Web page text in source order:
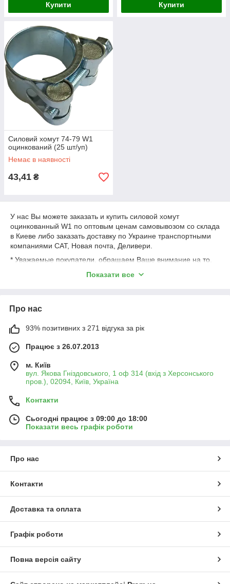
Купити Купити
Силовий хомут 74-79 W1
оцинкований (25 шт/уп)
Немає в наявності
43,41 ₴
У нас Вы можете заказать и купить силовой хомут
оцинкованный W1 по оптовым ценам самовывозом со склада
в Киеве либо заказать доставку по Украине транспортными
компаниями САТ, Новая почта, Деливери.
* Уважаемые покупатели, обращаем Ваше внимание на то,
размера, вопросы по возможной продаже не комплектации
Показати все
Про нас
93% позитивних з 271 відгука за рік
Працює з 26.07.2013
м. Київ
вул. Якова Гніздовського, 1 оф 314 (вхід з Херсонського
пров.), 02094, Київ, Україна
Контакти
Сьогодні працює з 09:00 до 18:00
Показати весь графік роботи
Про нас
Контакти
Доставка та оплата
Графік роботи
Повна версія сайту